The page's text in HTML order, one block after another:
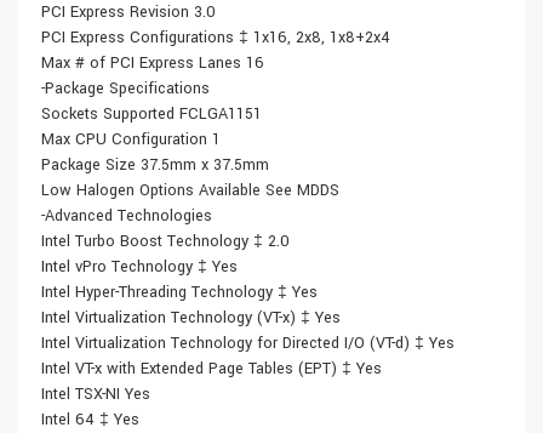
PCI Express Revision 3.0
PCI Express Configurations ‡ 1x16, 2x8, 1x8+2x4
Max # of PCI Express Lanes 16
-Package Specifications
Sockets Supported FCLGA1151
Max CPU Configuration 1
Package Size 37.5mm x 37.5mm
Low Halogen Options Available See MDDS
-Advanced Technologies
Intel Turbo Boost Technology ‡ 2.0
Intel vPro Technology ‡ Yes
Intel Hyper-Threading Technology ‡ Yes
Intel Virtualization Technology (VT-x) ‡ Yes
Intel Virtualization Technology for Directed I/O (VT-d) ‡ Yes
Intel VT-x with Extended Page Tables (EPT) ‡ Yes
Intel TSX-NI Yes
Intel 64 ‡ Yes